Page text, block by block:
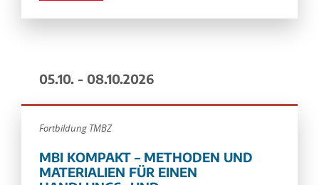
05.10. - 08.10.2026
Fortbildung TMBZ
MBI KOMPAKT – METHODEN UND
MATERIALIEN FÜR EINEN